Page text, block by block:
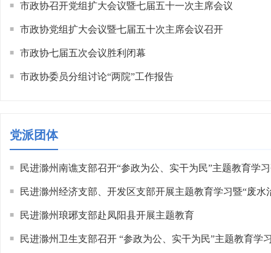
■ 市政协召开党组扩大会议暨七届五十一次主席会议
■ 市政协党组扩大会议暨七届五十次主席会议召开
■ 市政协七届五次会议胜利闭幕
■ 市政协委员分组讨论“两院”工作报告
党派团体
■ 民进滁州南谯支部召开“参政为公、实干为民”主题教育学
会
■ 民进滁州经济支部、开发区支部开展主题教育学习暨“废水
理”专题调研
■ 民进滁州琅琊支部赴凤阳县开展主题教育
■ 民进滁州卫生支部召开 “参政为公、实干为民”主题教育学